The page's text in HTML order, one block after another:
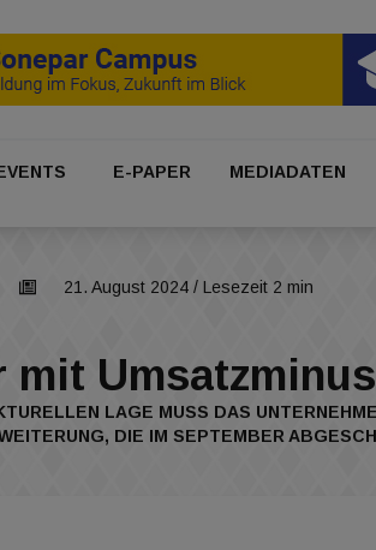
E-PAPER MEDIADATEN
21. August 2024 / Lesezeit 2 min
mit Umsatzminus
LAGE MUSS DAS
DIE IM SEPTEMBER